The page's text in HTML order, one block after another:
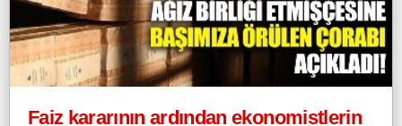
Faiz kararının ardından ekonomistlerin